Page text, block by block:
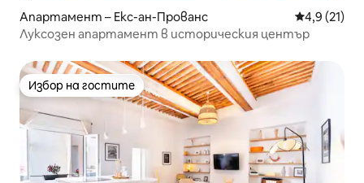
Апартамент – Екс-ан-Прованс Средна
4,9 (21)
Луксозен апартамент в историческия център
Избор на гостите
Избор на гостите